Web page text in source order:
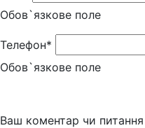
Обов`язкове поле
Телефон*
Обов`язкове поле
Ваш коментар чи питання